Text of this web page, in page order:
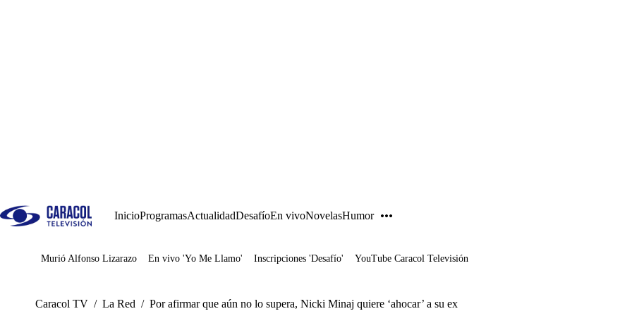
InicioProgramasActualidadDesafíoEn vivoNovelasHumor
Juegos
Murió Alfonso Lizarazo En vivo 'Yo Me Llamo' Inscripciones 'Desafío' YouTube Caracol Televisión
Caracol TV / La Red / Por afirmar que aún no lo supera, Nicki Minaj quiere ‘ahocar’ a su ex